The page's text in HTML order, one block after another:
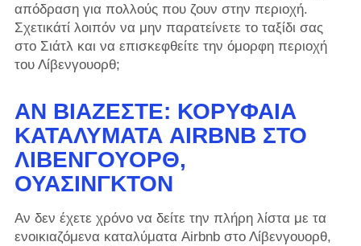
απόδραση για πολλούς που ζουν στην περιοχή.
Σχετικάτί λοιπόν να μην παρατείνετε το ταξίδι σας
στο Σιάτλ και να επισκεφθείτε την όμορφη περιοχή
του Λίβενγουορθ;
ΑΝ ΒΙΆΖΕΣΤΕ: ΚΟΡΥΦΑΊΑ
ΚΑΤΑΛΎΜΑΤΑ AIRBNB ΣΤΟ
ΛΊΒΕΝΓΟΥΟΡΘ,
ΟΥΆΣΙΝΓΚΤΟΝ
Αν δεν έχετε χρόνο να δείτε την πλήρη λίστα με τα
ενοικιαζόμενα καταλύματα Airbnb στο Λίβενγουορθ,